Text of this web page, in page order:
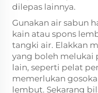
dilepas lainnya.
Gunakan air sabun
kain atau spons
tangki air. Elakkan
yang boleh melukai
lain, seperti pelat
memerlukan
lembut. Sekarang